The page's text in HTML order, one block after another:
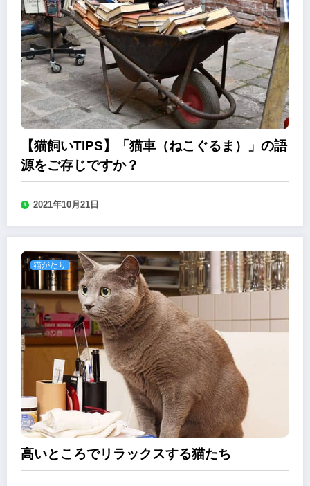
【猫飼いTIPS】「猫車（ねこぐるま）」の語
源をご存じですか？
2021年10月21日
猫がたり
高いところでリラックスする猫たち